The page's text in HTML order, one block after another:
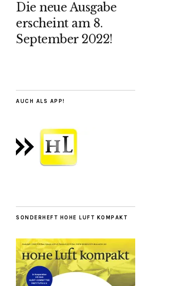
Die neue Ausgabe
erscheint am 8.
September 2022!
AUCH ALS APP!
SONDERHEFT HOHE LUFT KOMPAKT